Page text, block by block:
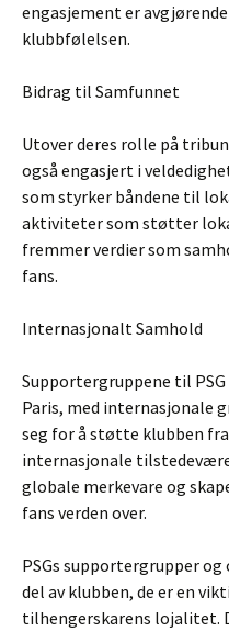
engasjement er
klubbfølelsen.
Bidrag til Samfunnet
Utover deres rolle på
også engasjert i
som styrker båndene til
aktiviteter som støtter
fremmer verdier som
fans.
Internasjonalt Samhold
Supportergruppene til
Paris, med internasjonale
seg for å støtte klubben
internasjonale
globale merkevare og
fans verden over.
PSGs supportergrupper
del av klubben, de er en
tilhengerskarens lojalitet.